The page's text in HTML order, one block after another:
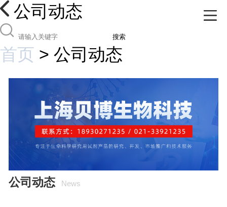
公司动态
搜索
首页 > 公司动态
公司动态 News